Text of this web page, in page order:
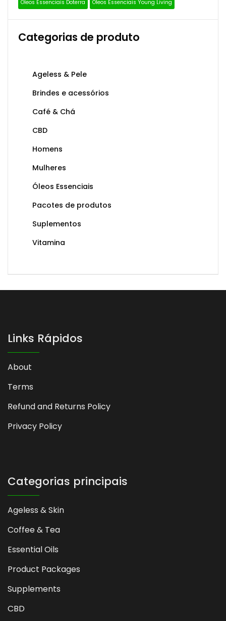
Óleos Essenciais Doterra
Óleos Essenciais Young Living
Categorias de produto
Ageless & Pele
Brindes e acessórios
Café & Chá
CBD
Homens
Mulheres
Óleos Essenciais
Pacotes de produtos
Suplementos
Vitamina
Links Rápidos
About
Terms
Refund and Returns Policy
Privacy Policy
Categorias principais
Ageless & Skin
Coffee & Tea
Essential Oils
Product Packages
Supplements
CBD